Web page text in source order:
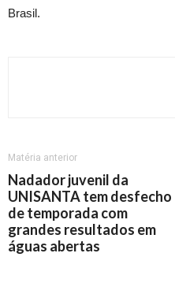
Brasil.
Matéria anterior
Nadador juvenil da
UNISANTA tem desfecho
de temporada com
grandes resultados em
águas abertas